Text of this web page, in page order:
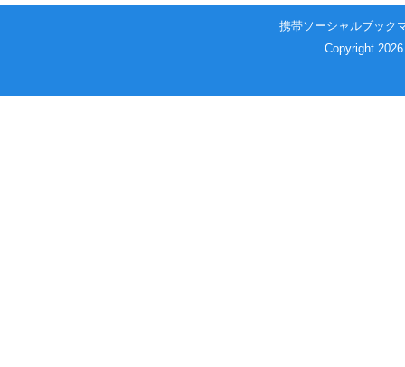
携帯ソーシャルブック
Copyright